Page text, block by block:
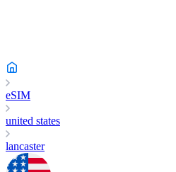
eSIM
united states
lancaster